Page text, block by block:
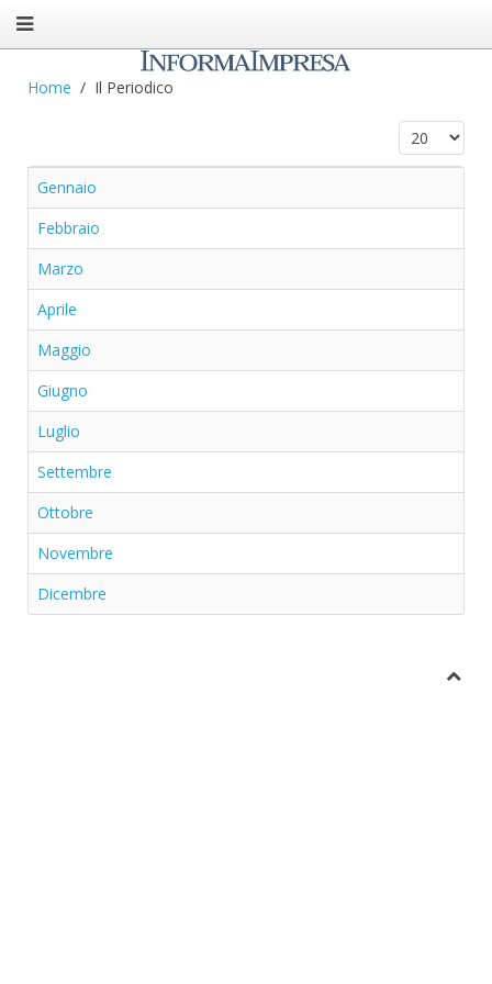
Home Il Periodico
Visualizza n.
Gennaio
Febbraio
Marzo
Aprile
Maggio
Giugno
Luglio
Settembre
Ottobre
Novembre
Dicembre